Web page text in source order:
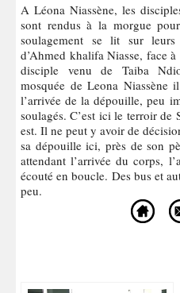
A Léona Niassène, les disciples ont repris espoir. Certains se
sont rendus à la morgue
soulagement se lit sur
d’Ahmed khalifa Niasse, face
disciple venu de Taiba
mosquée de Leona Niassène
l’arrivée de la dépouille, peu
soulagés. C’est ici le terroir
est. Il ne peut y avoir de
sa dépouille ici, près de son
attendant l’arrivée du corps,
écouté en boucle. Des bus et
peu.